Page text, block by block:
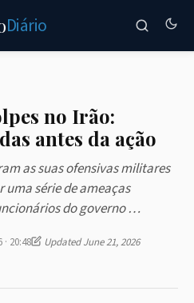
Diário
no Irão:
antes da ação
as suas ofensivas militares
série de ameaças
do governo …
20:48
Updated June 21, 2026